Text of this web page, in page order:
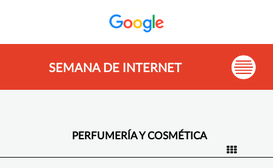
SEMANA DE INTERNET
PERFUMERÍA Y COSMÉTICA